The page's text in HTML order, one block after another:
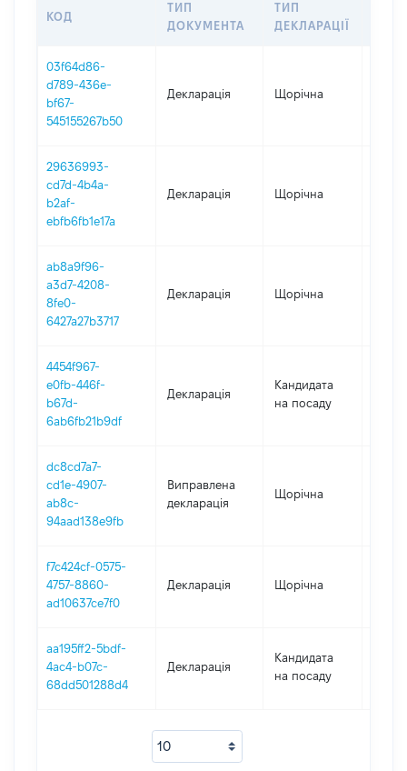
КОД
ТИП
ДОКУМЕНТА
ТИП
ДЕКЛАРАЦІЇ
03f64d86-
d789-436e-
bf67-
545155267b50
Декларація Щорічна
29636993-
cd7d-4b4a-
b2af-
ebfb6fb1e17a
Декларація Щорічна
ab8a9f96-
a3d7-4208-
8fe0-
6427a27b3717
Декларація Щорічна
4454f967-
e0fb-446f-
b67d-
6ab6fb21b9df
Декларація
Кандидата
на посаду
dc8cd7a7-
cd1e-4907-
ab8c-
94aad138e9fb
Виправлена
декларація
Щорічна
f7c424cf-0575-
4757-8860-
ad10637ce7f0
Декларація Щорічна
aa195ff2-5bdf-
4ac4-b07c-
68dd501288d4
Декларація
Кандидата
на посаду